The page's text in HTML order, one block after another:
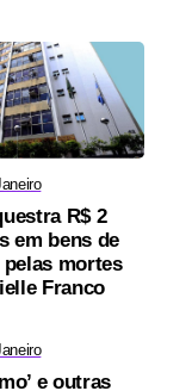
R$ 2
em bens de
pelas mortes
Franco
e outras